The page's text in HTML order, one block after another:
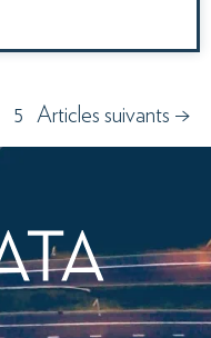
5 Articles suivants →